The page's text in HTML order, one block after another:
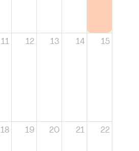
11 12 13 14 15
18 19 20 21 22